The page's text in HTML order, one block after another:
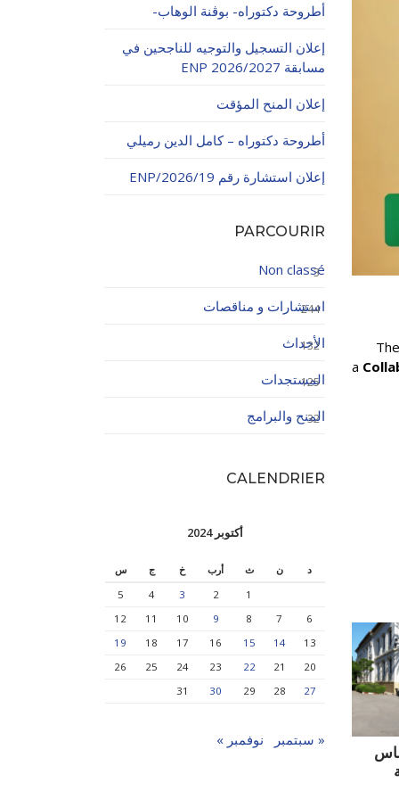
a
أطروحة دكتوراه- بوڨنة الوهاب-
إعلان التسجيل والتوجيه للناجحين في
مسابقة ENP 2026/2027
إعلان المنح المؤقت
أطروحة دكتوراه – كامل الدين رميلي
إعلان استشارة رقم 19/ENP/2026
PARCOURIR
Non classé
3
استشارات و مناقصات
244
الأحداث
132
المستجدات
125
المنح والبرامج
32
CALENDRIER
أكتوبر 2024
د ن ث أرب خ ج
س
1
2
3
4
5
6
7
8
9
10
11
12
13
14
15
16
17
18
19
20
21
22
23
24
25
26
27
28
29
30
31
« سبتمبر نوفمبر »